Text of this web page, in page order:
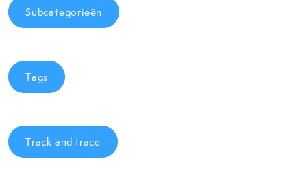
Subcategorieën
Tags
Track and trace